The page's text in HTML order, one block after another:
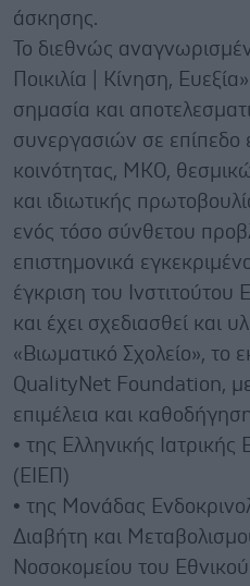
άσκησης.
Το διεθνώς
Ποικιλία | Κίνηση,
σημασία και
συνεργασιών σε επίπεδο
κοινότητας, ΜΚΟ,
και ιδιωτικής
ενός τόσο σύνθετου
επιστημονικά
έγκριση του Ινστιτούτου
και έχει σχεδιασθεί και
«Βιωματικό Σχολείο», το
QualityNet Foundation, με
επιμέλεια και
• της Ελληνικής
(ΕΙΕΠ)
• της Μονάδας
Διαβήτη και
Νοσοκομείου του